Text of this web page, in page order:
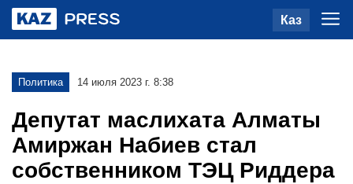
Каз
Политика 14 июля 2023 г. 8:38
Депутат маслихата Алматы
Амиржан Набиев стал
собственником ТЭЦ Риддера